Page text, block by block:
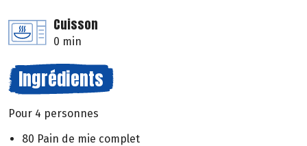
Cuisson
0 min
Ingrédients
Pour 4 personnes
80 Pain de mie complet